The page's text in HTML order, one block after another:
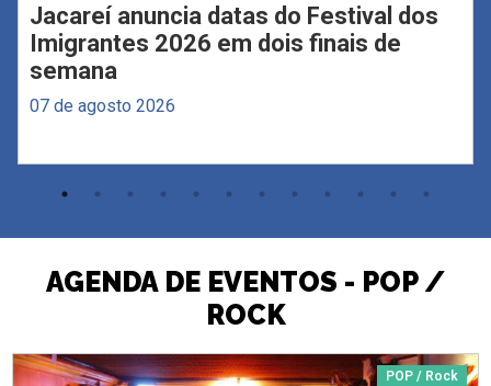
Jacareí anuncia datas do Festival dos
Imigrantes 2026 em dois finais de
semana
07 de agosto 2026
AGENDA DE EVENTOS - POP /
ROCK
POP / Rock